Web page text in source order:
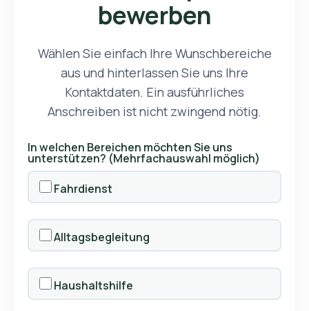
bewerben
Wählen Sie einfach Ihre Wunschbereiche
aus und hinterlassen Sie uns Ihre
Kontaktdaten. Ein ausführliches
Anschreiben ist nicht zwingend nötig.
In welchen Bereichen möchten Sie uns
unterstützen? (Mehrfachauswahl möglich)
Fahrdienst
Alltagsbegleitung
Haushaltshilfe